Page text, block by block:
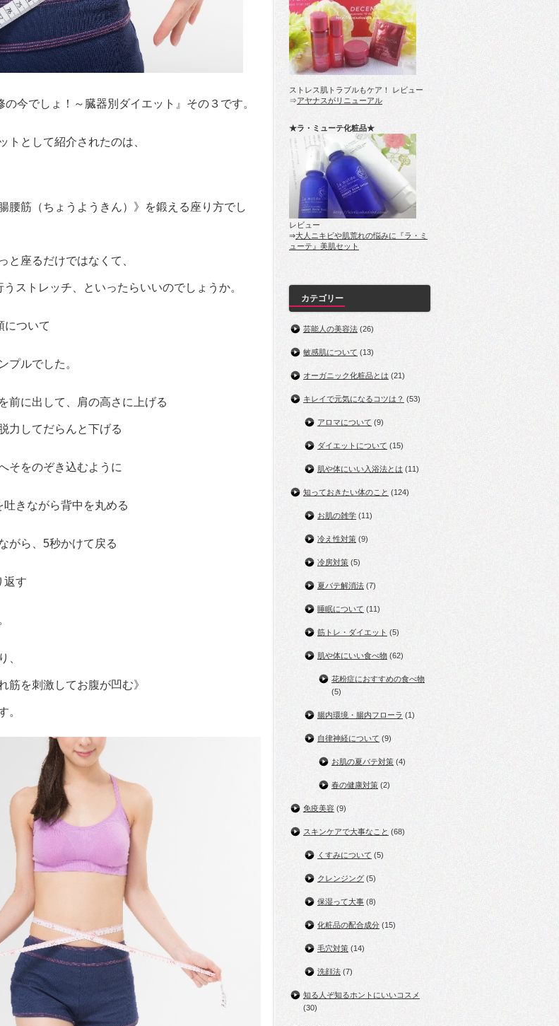
今でしょ！～臓器別ダイエット』その３です。
トとして紹介されたのは、
腰筋（ちょうようきん）》を鍛える座り方でし
と座るだけではなくて、
ストレッチ、といったらいいのでしょうか。
について
プルでした。
前に出して、肩の高さに上げる
力してだらんと下げる
そをのぞき込むように
吐きながら背中を丸める
がら、5秒かけて戻る
返す
、
筋を刺激してお腹が凹む》
。
ストレス肌トラブルもケア！ レビュー
⇒アヤナスがリニューアル
★ラ・ミューテ化粧品★
レビュー
⇒大人ニキビや肌荒れの悩みに『ラ・ミ
ューテ』美肌セット
カテゴリー
芸能人の美容法 (26)
敏感肌について (13)
オーガニック化粧品とは (21)
キレイで元気になるコツは？ (53)
アロマについて (9)
ダイエットについて (15)
肌や体にいい入浴法とは (11)
知っておきたい体のこと (124)
お肌の雑学 (11)
冷え性対策 (9)
冷房対策 (5)
夏バテ解消法 (7)
睡眠について (11)
筋トレ・ダイエット (5)
肌や体にいい食べ物 (62)
花粉症におすすめの食べ物
(5)
腸内環境・腸内フローラ (1)
自律神経について (9)
お肌の夏バテ対策 (4)
春の健康対策 (2)
免疫美容 (9)
スキンケアで大事なこと (68)
くすみについて (5)
クレンジング (5)
保湿って大事 (8)
化粧品の配合成分 (15)
毛穴対策 (14)
洗顔法 (7)
知る人ぞ知るホントにいいコスメ
(30)